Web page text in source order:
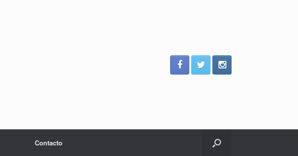
Contacto